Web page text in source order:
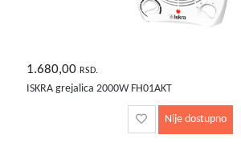
1.680,00 RSD.
ISKRA grejalica 2000W FH01AKT
Nije dostupno